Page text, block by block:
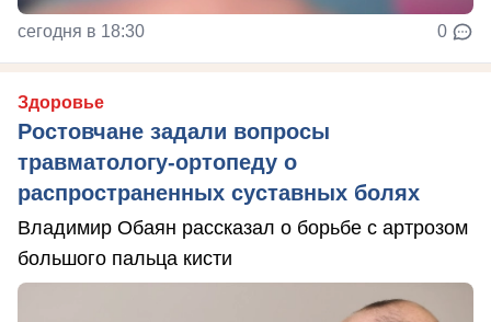
сегодня в 18:30 0
Здоровье
Ростовчане задали вопросы
травматологу-ортопеду о
распространенных суставных болях
Владимир Обаян рассказал о борьбе с артрозом
большого пальца кисти